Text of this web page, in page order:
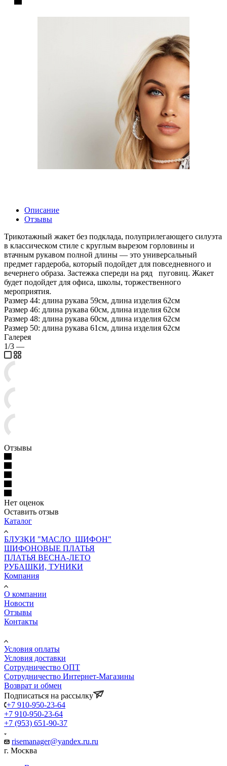
Описание
Отзывы
Трикотажный жакет без подклада, полуприлегающего силуэта
в классическом стиле с круглым вырезом горловины и
втачным рукавом полной длины — это универсальный
предмет гардероба, который подойдет для повседневного и
вечернего образа. Застежка спереди на ряд пуговиц. Жакет
будет подойдет для офиса, школы, торжественного
мероприятия.
Размер 44: длина рукава 59см, длина изделия 62см
Размер 46: длина рукава 60см, длина изделия 62см
Размер 48: длина рукава 60см, длина изделия 62см
Размер 50: длина рукава 61см, длина изделия 62см
Галерея
1/3 —
Отзывы
Нет оценок
Оставить отзыв
Каталог
БЛУЗКИ "МАСЛО_ШИФОН"
ШИФОНОВЫЕ ПЛАТЬЯ
ПЛАТЬЯ ВЕСНА-ЛЕТО
РУБАШКИ, ТУНИКИ
Компания
О компании
Новости
Отзывы
Контакты
Условия оплаты
Условия доставки
Сотрудничество ОПТ
Сотрудничество Интернет-Магазины
Возврат и обмен
Подписаться на рассылку
+7 910-950-23-64
+7 910-950-23-64
+7 (953) 651-90-37
risemanager@yandex.ru.ru
г. Москва